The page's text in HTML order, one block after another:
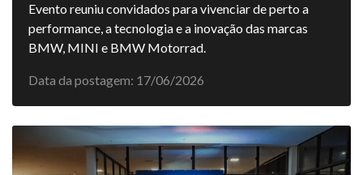
Evento reuniu convidados para vivenciar de perto a
performance, a tecnologia e a inovação das marcas
BMW, MINI e BMW Motorrad.
Data da postagem: 17/06/2026